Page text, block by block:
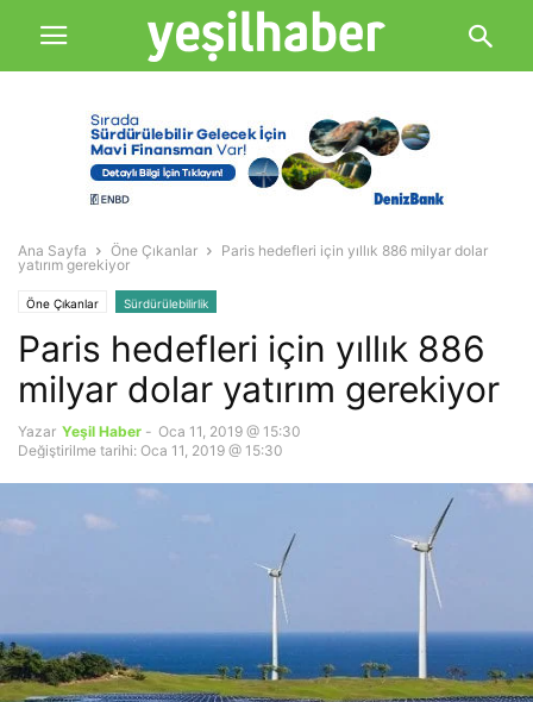
Ana Sayfa Öne Çıkanlar
Paris hedefleri için yıllık 886 milyar dolar
yatırım gerekiyor
Öne Çıkanlar Sürdürülebilirlik
Paris hedefleri için yıllık 886
milyar dolar yatırım gerekiyor
Yazar Yeşil Haber - Oca 11, 2019 @ 15:30
Değiştirilme tarihi: Oca 11, 2019 @ 15:30